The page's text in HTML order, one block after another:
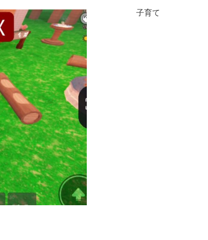
子育て